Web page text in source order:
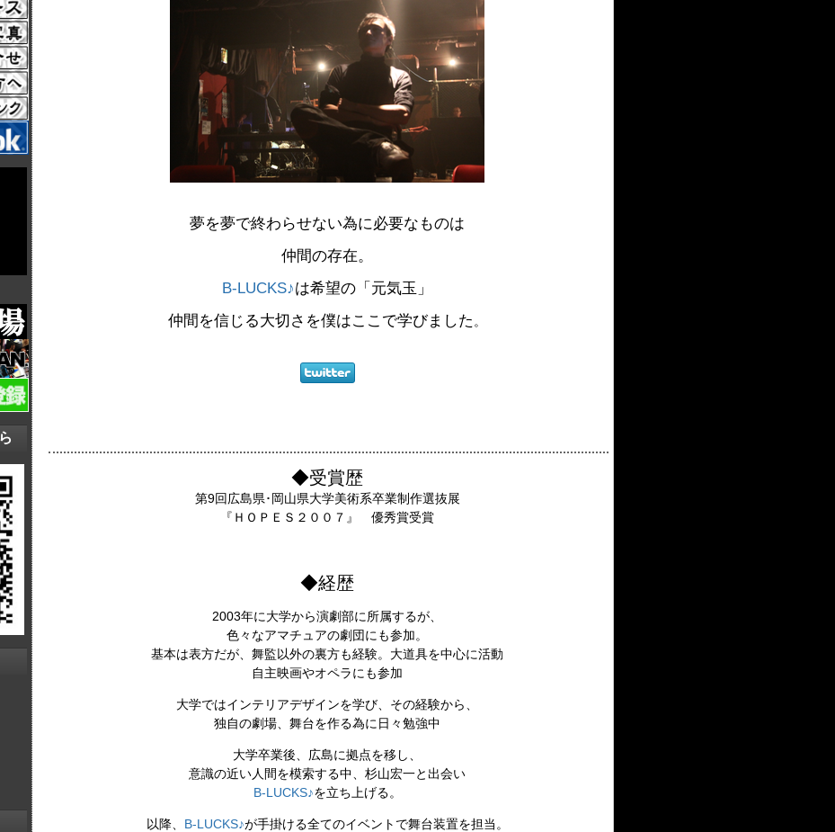
夢を夢で終わらせない為に必要なものは
仲間の存在。
B-LUCKS♪は希望の「元気玉」
仲間を信じる大切さを僕はここで学びました 。
◆受賞歴
第9回広島県･岡山県大学美術系卒業制作選抜展
『ＨＯＰＥＳ２００７』 優秀賞受賞
◆経歴
2003年に大学から演劇部に所属するが、
色々なアマチュアの劇団にも参加。
基本は表方だが、舞監以外の裏方も経験。大道具を中心に活動
自主映画やオペラにも参加
大学ではインテリアデザインを学び、その経験から、
独自の劇場、舞台を作る為に日々勉強中
大学卒業後、広島に拠点を移し、
意識の近い人間を模索する中、杉山宏一と出会い
B-LUCKS♪を立ち上げる。
以降、 B-LUCKS♪が手掛ける全てのイベントで舞台装置を担当。